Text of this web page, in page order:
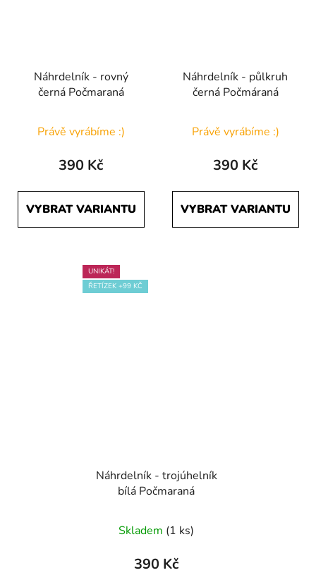
Náhrdelník - rovný
černá Počmaraná
Právě vyrábíme :)
390 Kč
VYBRAT VARIANTU
Náhrdelník - půlkruh
černá Počmáraná
Právě vyrábíme :)
390 Kč
VYBRAT VARIANTU
UNIKÁT!
ŘETÍZEK +99 KČ
Náhrdelník - trojúhelník
bílá Počmaraná
Skladem (1 ks)
390 Kč